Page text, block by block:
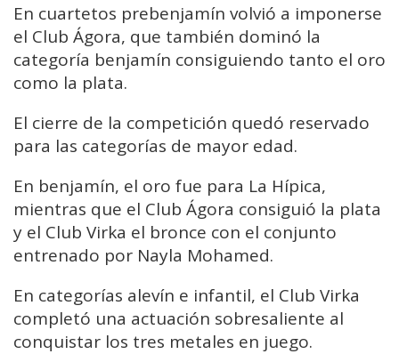
En cuartetos prebenjamín volvió a imponerse
el Club Ágora, que también dominó la
categoría benjamín consiguiendo tanto el oro
como la plata.
El cierre de la competición quedó reservado
para las categorías de mayor edad.
En benjamín, el oro fue para La Hípica,
mientras que el Club Ágora consiguió la plata
y el Club Virka el bronce con el conjunto
entrenado por Nayla Mohamed.
En categorías alevín e infantil, el Club Virka
completó una actuación sobresaliente al
conquistar los tres metales en juego.